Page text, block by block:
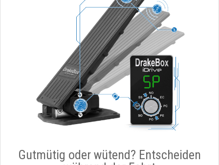
Gutmütig oder wütend? Entscheiden